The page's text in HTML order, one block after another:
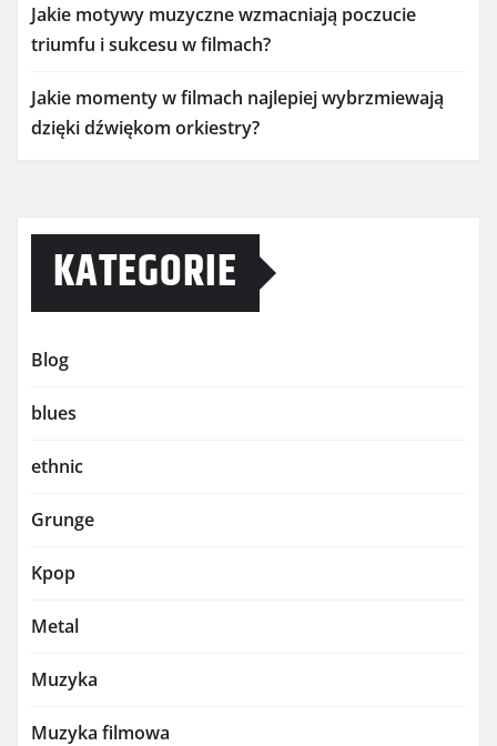
Jakie motywy muzyczne wzmacniają poczucie
triumfu i sukcesu w filmach?
Jakie momenty w filmach najlepiej wybrzmiewają
dzięki dźwiękom orkiestry?
KATEGORIE
Blog
blues
ethnic
Grunge
Kpop
Metal
Muzyka
Muzyka filmowa